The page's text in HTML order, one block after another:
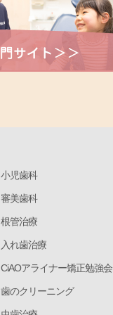
小児歯科
審美歯科
根管治療
入れ歯治療
CiAOアライナー矯正勉強会
歯のクリーニング